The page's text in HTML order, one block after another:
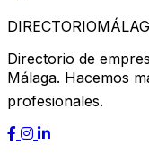
DIRECTORIO
Directorio de
Málaga. Hacemos
profesionales.